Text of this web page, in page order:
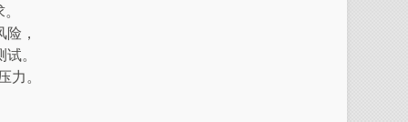
，
。
力。